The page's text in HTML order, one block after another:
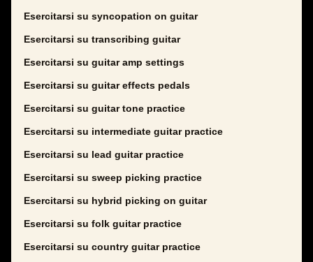
Esercitarsi su syncopation on guitar
Esercitarsi su transcribing guitar
Esercitarsi su guitar amp settings
Esercitarsi su guitar effects pedals
Esercitarsi su guitar tone practice
Esercitarsi su intermediate guitar practice
Esercitarsi su lead guitar practice
Esercitarsi su sweep picking practice
Esercitarsi su hybrid picking on guitar
Esercitarsi su folk guitar practice
Esercitarsi su country guitar practice